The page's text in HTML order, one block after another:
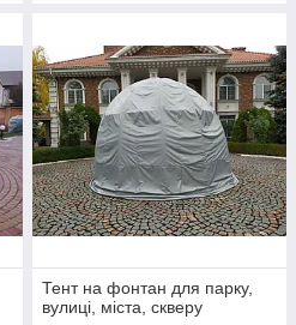
Тент на фонтан для парку,
вулиці, міста, скверу